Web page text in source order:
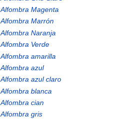
Alfombra Magenta
Alfombra Marrón
Alfombra Naranja
Alfombra Verde
Alfombra amarilla
Alfombra azul
Alfombra azul claro
Alfombra blanca
Alfombra cian
Alfombra gris